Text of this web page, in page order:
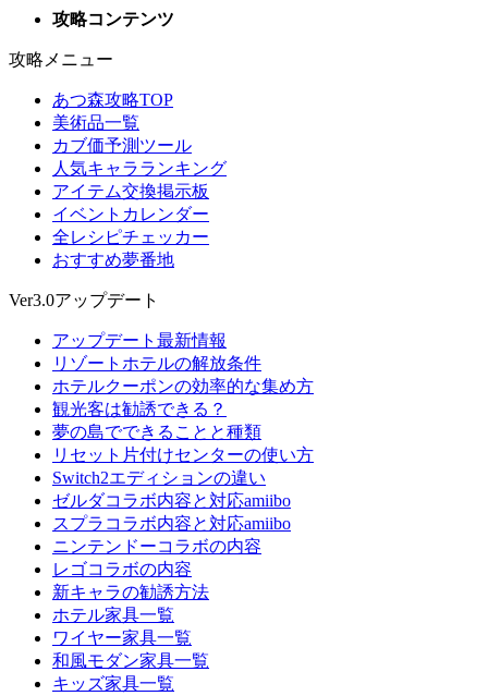
攻略コンテンツ
攻略メニュー
あつ森攻略TOP
美術品一覧
カブ価予測ツール
人気キャラランキング
アイテム交換掲示板
イベントカレンダー
全レシピチェッカー
おすすめ夢番地
Ver3.0アップデート
アップデート最新情報
リゾートホテルの解放条件
ホテルクーポンの効率的な集め方
観光客は勧誘できる？
夢の島でできることと種類
リセット片付けセンターの使い方
Switch2エディションの違い
ゼルダコラボ内容と対応amiibo
スプラコラボ内容と対応amiibo
ニンテンドーコラボの内容
レゴコラボの内容
新キャラの勧誘方法
ホテル家具一覧
ワイヤー家具一覧
和風モダン家具一覧
キッズ家具一覧